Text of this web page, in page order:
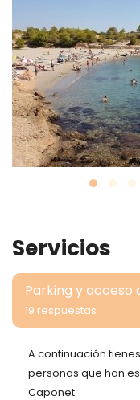
‹
Servicios
Parking y acceso
19 respuestas
A continuación
personas que han
Caponet.